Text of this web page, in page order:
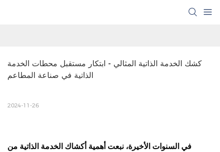
كشك الخدمة الذاتية المثالي - ابتكار مستقبل محطات الخدمة
الذاتية في صناعة المطاعم
2024-11-26
في السنوات الأخيرة، نبعت أهمية أكشاك الخدمة الذاتية من